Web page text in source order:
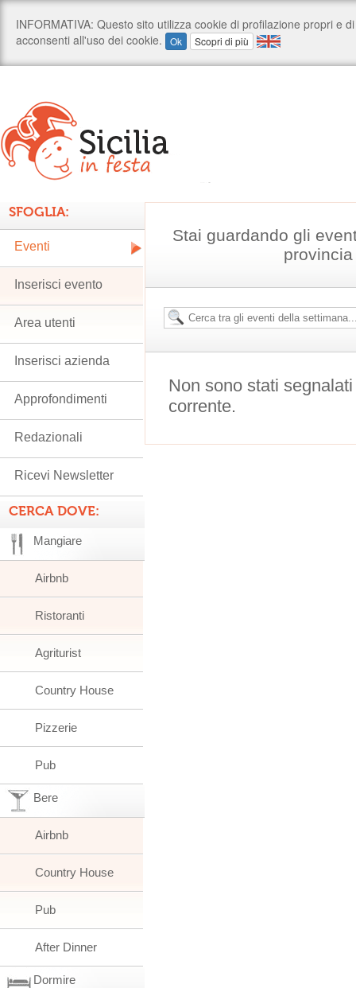
Stai guardando gli
Non sono stati
corrente.
SFOGLIA:
Eventi
Inserisci evento
Area utenti
Inserisci azienda
Approfondimenti
Redazionali
Ricevi Newsletter
CERCA DOVE:
Mangiare
Airbnb
Ristoranti
Agriturist
Country House
Pizzerie
Pub
Bere
Airbnb
Country House
Pub
After Dinner
Dormire